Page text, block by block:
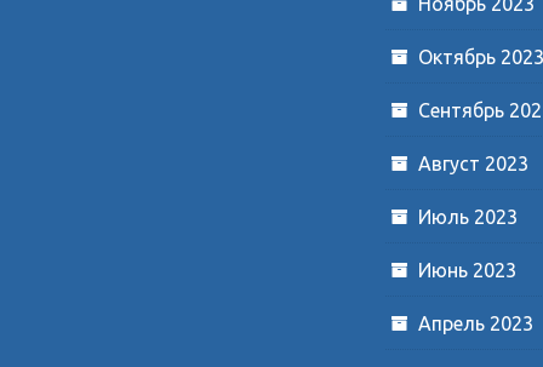
Октябрь 2023
Сентябрь
Август 2023
Июль 2023
Июнь 2023
Апрель 2023